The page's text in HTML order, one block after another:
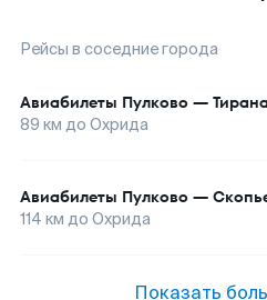
Рейсы в соседние города
Авиабилеты Пулково —
89 км до Охрида
Авиабилеты Пулково —
114 км до Охрида
Показать